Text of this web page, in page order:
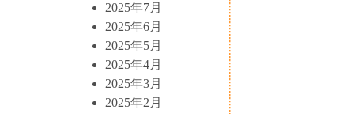
2025年7月
2025年6月
2025年5月
2025年4月
2025年3月
2025年2月